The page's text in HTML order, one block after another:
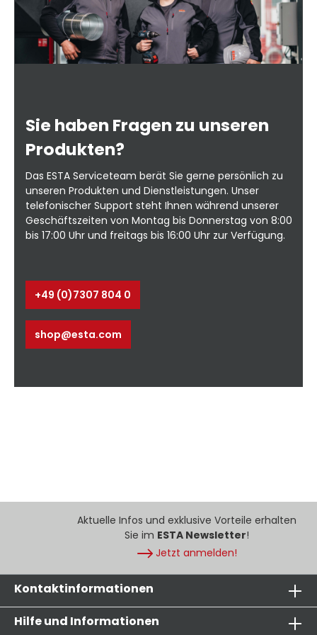
Sie haben Fragen zu unseren
Produkten?
Das ESTA Serviceteam berät Sie gerne persönlich zu
unseren Produkten und Dienstleistungen. Unser
telefonischer Support steht Ihnen während unserer
Geschäftszeiten von Montag bis Donnerstag von 8:00
bis 17:00 Uhr und freitags bis 16:00 Uhr zur Verfügung.
+49 (0)7307 804 0
shop@esta.com
Aktuelle Infos und exklusive Vorteile erhalten
Sie im ESTA Newsletter!
Jetzt anmelden!
Kontaktinformationen
Hilfe und Informationen